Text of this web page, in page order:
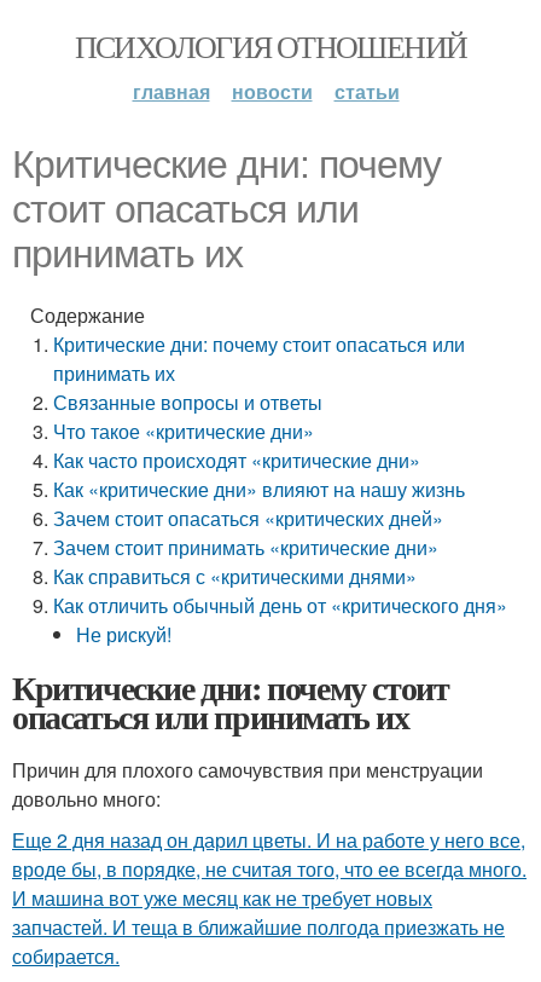
ПСИХОЛОГИЯ ОТНОШЕНИЙ
главная новости статьи
Критические дни: почему
стоит опасаться или
принимать их
Содержание
Критические дни: почему стоит опасаться или
принимать их
Связанные вопросы и ответы
Что такое «критические дни»
Как часто происходят «критические дни»
Как «критические дни» влияют на нашу жизнь
Зачем стоит опасаться «критических дней»
Зачем стоит принимать «критические дни»
Как справиться с «критическими днями»
Как отличить обычный день от «критического дня»
Не рискуй!
Критические дни: почему стоит
опасаться или принимать их
Причин для плохого самочувствия при менструации
довольно много:
Еще 2 дня назад он дарил цветы. И на работе у него все,
вроде бы, в порядке, не считая того, что ее всегда много.
И машина вот уже месяц как не требует новых
запчастей. И теща в ближайшие полгода приезжать не
собирается.